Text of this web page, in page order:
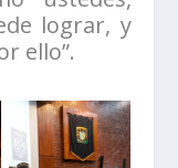
lograr, y
ello”.